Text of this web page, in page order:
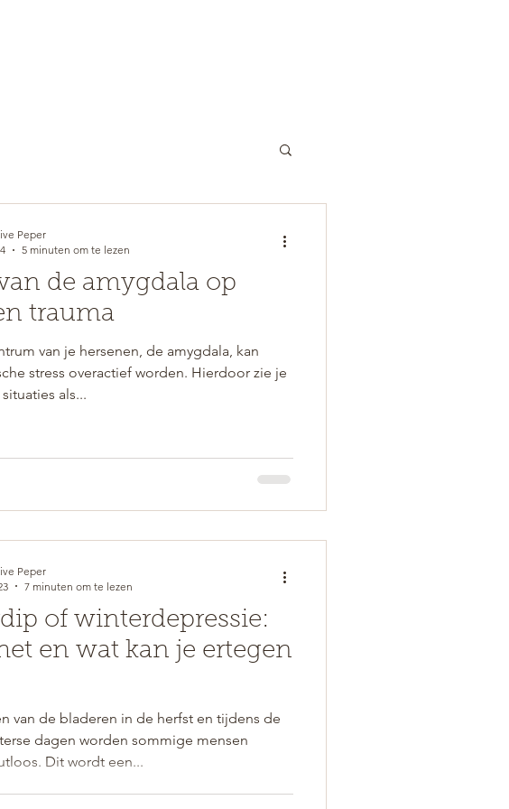
de amygdala op
trauma
van je hersenen, de amygdala, kan
stress overactief worden. Hierdoor zie je
als...
Peper
5 minuten om te lezen
of winterdepressie:
en wat kan je ertegen
van de bladeren in de herfst en tijdens de
dagen worden sommige mensen
Dit wordt een...
Peper
7 minuten om te lezen